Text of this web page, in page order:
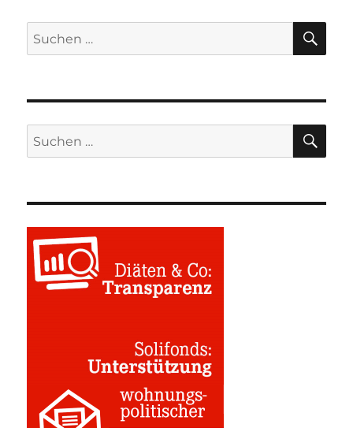
Suchen
nach:
Suchen
nach: